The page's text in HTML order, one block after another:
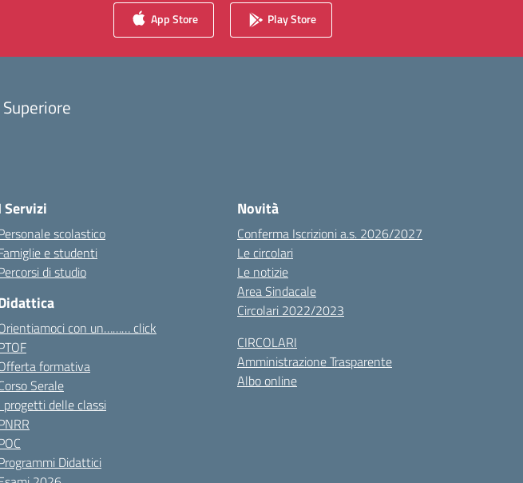
App Store Play Store
Servizi
scolastico
e studenti
di studio
con un……… click
formativa
Serale
progetti delle classi
Didattici
Novità
Conferma Iscrizioni a.s. 2026/2027
Le circolari
Le notizie
Area Sindacale
Circolari 2022/2023
CIRCOLARI
Amministrazione Trasparente
Albo online